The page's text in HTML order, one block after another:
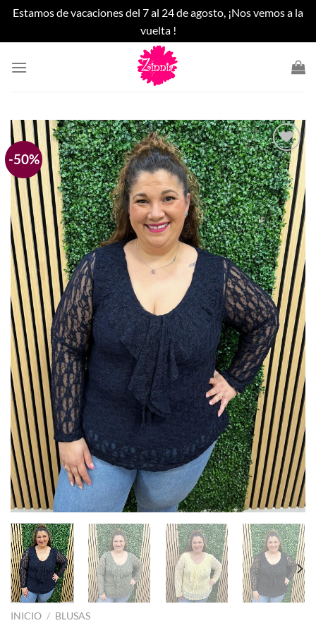
Estamos de vacaciones del 7 al 24 de agosto, ¡Nos vemos a la
vuelta !
-50%
Añadir
a la
lista
de
deseos
INICIO / BLUSAS